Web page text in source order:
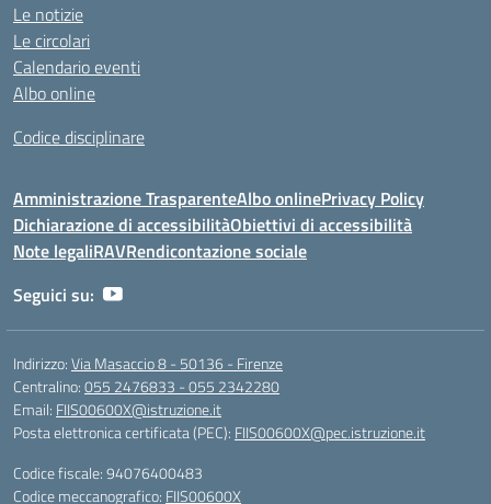
Le notizie
Le circolari
Calendario eventi
Albo online
Codice disciplinare
Amministrazione TrasparenteAlbo onlinePrivacy Policy
Dichiarazione di accessibilitàObiettivi di accessibilità
Note legaliRAVRendicontazione sociale
Seguici su:
Indirizzo:Via Masaccio 8 - 50136 - Firenze
Centralino:055 2476833 - 055 2342280
Email: FIIS00600X@istruzione.it
Posta elettronica certificata (PEC): FIIS00600X@pec.istruzione.it
Codice fiscale: 94076400483
Codice meccanografico: FIIS00600X